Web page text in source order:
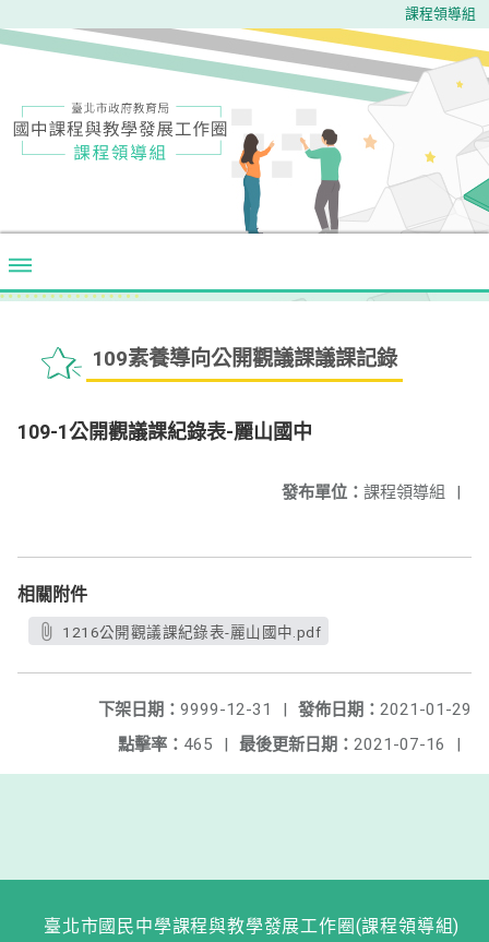
課程領導組
109素養導向公開觀議課議課記錄
109-1公開觀議課紀錄表-麗山國中
發布單位： 課程領導組 |
相關附件
1216公開觀議課紀錄表-麗山國中.pdf
發佈日期： 2021-01-29
下架日期： 9999-12-31
|
最後更新日期： 2021-07-16 |
點擊率： 465 |
臺北市國民中學課程與教學發展工作圈(課程領導組)